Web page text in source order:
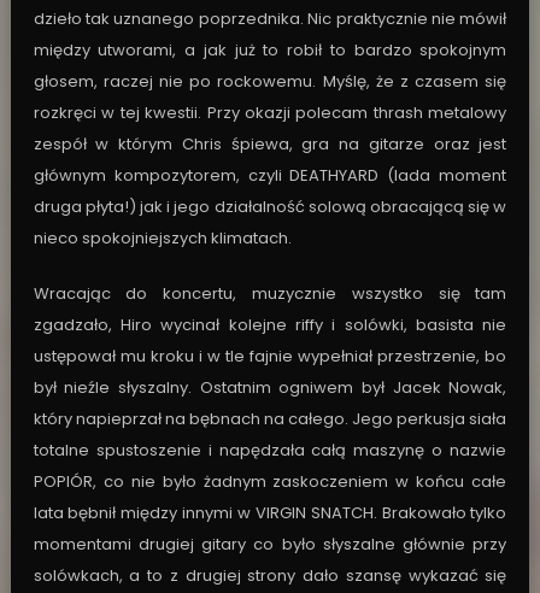
dzieło tak uznanego poprzednika. Nic praktycznie nie mówił
między utworami, a jak już to robił to bardzo spokojnym
głosem, raczej nie po rockowemu. Myślę, że z czasem się
rozkręci w tej kwestii. Przy okazji polecam thrash metalowy
zespół w którym Chris śpiewa, gra na gitarze oraz jest
głównym kompozytorem, czyli DEATHYARD (lada moment
druga płyta!) jak i jego działalność solową obracającą się w
nieco spokojniejszych klimatach.
Wracając do koncertu, muzycznie wszystko się tam
zgadzało, Hiro wycinał kolejne riffy i solówki, basista nie
ustępował mu kroku i w tle fajnie wypełniał przestrzenie, bo
był nieźle słyszalny. Ostatnim ogniwem był Jacek Nowak,
który napieprzał na bębnach na całego. Jego perkusja siała
totalne spustoszenie i napędzała całą maszynę o nazwie
POPIÓR, co nie było żadnym zaskoczeniem w końcu całe
lata bębnił między innymi w VIRGIN SNATCH. Brakowało tylko
momentami drugiej gitary co było słyszalne głównie przy
solówkach, a to z drugiej strony dało szansę wykazać się